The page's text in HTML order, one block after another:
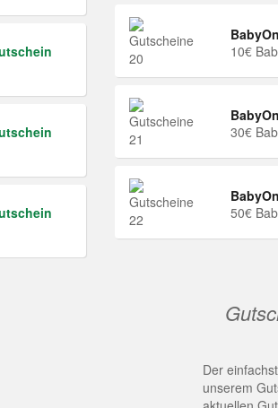
10€
30€
50€
Der
unserem